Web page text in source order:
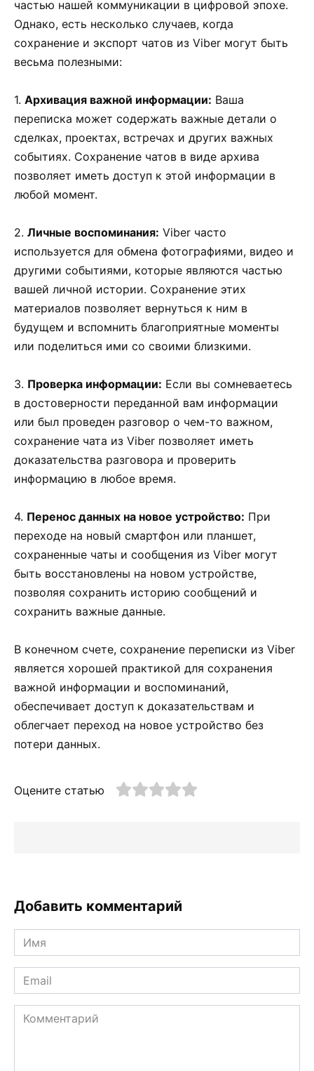
частью нашей коммуникации в цифровой эпохе.
Однако, есть несколько случаев, когда
сохранение и экспорт чатов из Viber могут быть
весьма полезными:
1. Архивация важной информации: Ваша
переписка может содержать важные детали о
сделках, проектах, встречах и других важных
событиях. Сохранение чатов в виде архива
позволяет иметь доступ к этой информации в
любой момент.
2. Личные воспоминания: Viber часто
используется для обмена фотографиями, видео и
другими событиями, которые являются частью
вашей личной истории. Сохранение этих
материалов позволяет вернуться к ним в
будущем и вспомнить благоприятные моменты
или поделиться ими со своими близкими.
3. Проверка информации: Если вы сомневаетесь
в достоверности переданной вам информации
или был проведен разговор о чем-то важном,
сохранение чата из Viber позволяет иметь
доказательства разговора и проверить
информацию в любое время.
4. Перенос данных на новое устройство: При
переходе на новый смартфон или планшет,
сохраненные чаты и сообщения из Viber могут
быть восстановлены на новом устройстве,
позволяя сохранить историю сообщений и
сохранить важные данные.
В конечном счете, сохранение переписки из Viber
является хорошей практикой для сохранения
важной информации и воспоминаний,
обеспечивает доступ к доказательствам и
облегчает переход на новое устройство без
потери данных.
Оцените статью
Добавить комментарий
Имя
*
Email
*
Комментарий